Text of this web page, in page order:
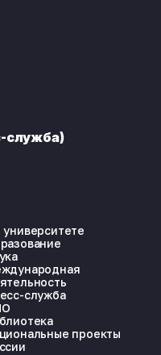
университете
служба
проекты
служба)